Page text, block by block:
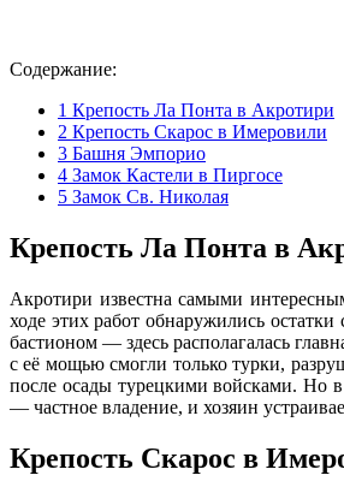
Содержание:
1 Крепость Ла Понта в Акротири
2 Крепость Скарос в Имеровили
3 Башня Эмпорио
4 Замок Кастели в Пиргосе
5 Замок Св. Николая
Крепость Ла Понта в
Акротири известна самыми
ходе этих работ обнаружились
бастионом — здесь располагалась
с её мощью смогли только турки,
после осады турецкими войсками. Но
— частное владение, и хозяин
Крепость Скарос в